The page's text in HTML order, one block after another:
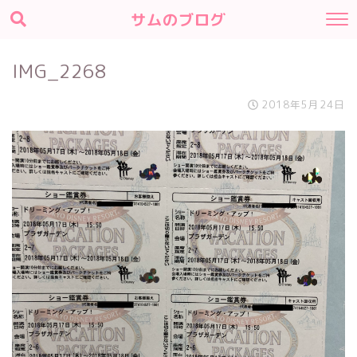
サムのブログ
IMG_2268
2018年5月24日